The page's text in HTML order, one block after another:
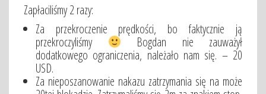
Zapłaciliśmy 2 razy:
Za przekroczenie prędkości, bo faktycznie ją
przekroczyliśmy
Bogdan nie zauważył
dodatkowego ograniczenia, należało nam się. – 20
USD.
Za nieposzanowanie nakazu zatrzymania się na może